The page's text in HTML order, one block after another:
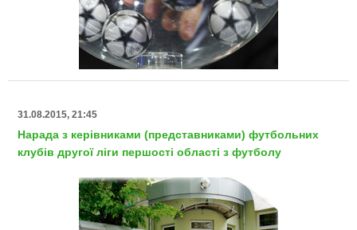
31.08.2015, 21:45
Нарада з керівниками (представниками) футбольних
клубів другої ліги першості області з футболу